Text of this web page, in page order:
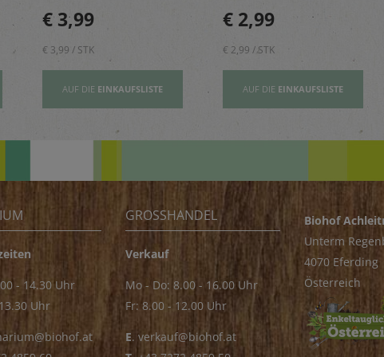
Exotik in köstliche Kuchen
& Kekse
€ 3,99
€ 3,99 / STK
AUF DIE EINKAUFSLISTE
und Pastagerichte ab.
€ 2,99
€ 2,99 / STK
AUF DIE EINKAUFSLISTE
- 14.30 Uhr
Uhr
GROSSHANDEL
Verkauf
Mo - Do: 8.00 - 16.00 Uhr
Fr: 8.00 - 12.00 Uhr
E. verkauf@biohof.at
Biohof
Unterm
4070 Eferding
Österreich